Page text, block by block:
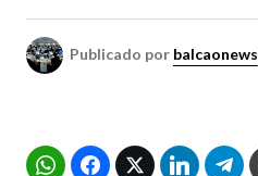
Publicado por balcaonews